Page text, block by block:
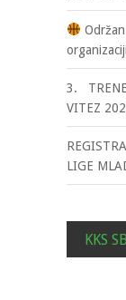
3.
VITEZ
LIGE
KKS